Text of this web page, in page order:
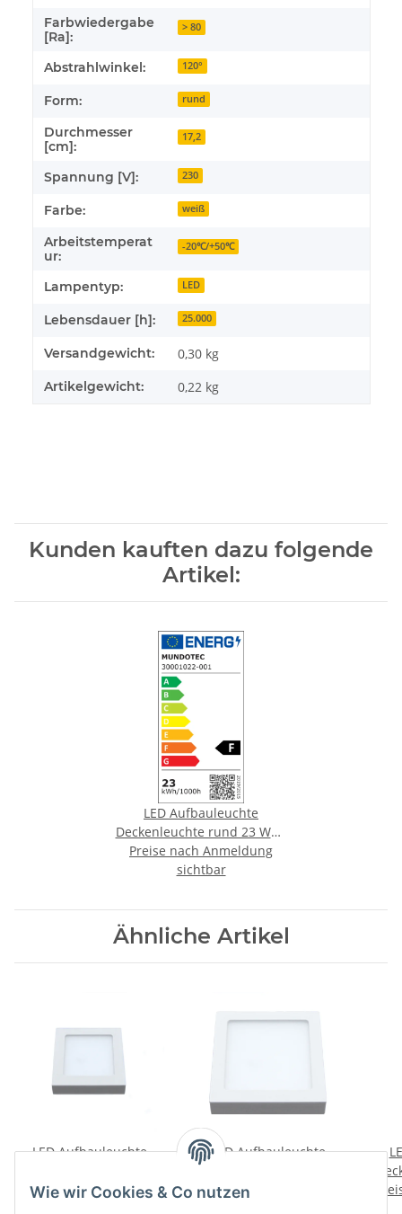
Wie wir Cookies & Co nutzen
Farbwiedergabe
[Ra]:
> 80
Abstrahlwinkel: 120°
Form: rund
Durchmesser
[cm]:
17,2
Spannung [V]: 230
Farbe: weiß
Arbeitstemperat
ur:
-20℃/+50℃
Lampentyp: LED
Lebensdauer [h]: 25.000
Versandgewicht: 0,30 kg
Artikelgewicht: 0,22 kg
Kunden kauften dazu folgende
Artikel:
LED Aufbauleuchte
Deckenleuchte rund 23 Watt
IP20 warmweiß (3000 K)
Preise nach Anmeldung
sichtbar
Ähnliche Artikel
LED Aufbauleuchte
Watt IP20
Preise nach Anmeldung
LED Aufbauleuchte
Deckenleuchte eckig 23
Watt IP20
Preise nach Anmeldung